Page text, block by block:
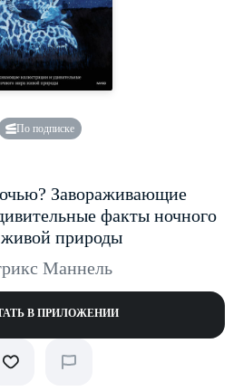
По подписке
Завораживающие
факты ночного
природы
Маннель
В ПРИЛОЖЕНИИ